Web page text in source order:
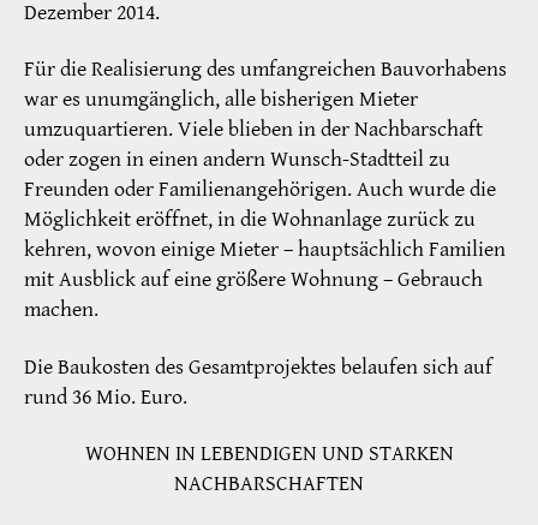
Dezember 2014.
Für die Realisierung des umfangreichen Bauvorhabens
war es unumgänglich, alle bisherigen Mieter
umzuquartieren. Viele blieben in der Nachbarschaft
oder zogen in einen andern Wunsch-Stadtteil zu
Freunden oder Familienangehörigen. Auch wurde die
Möglichkeit eröffnet, in die Wohnanlage zurück zu
kehren, wovon einige Mieter – hauptsächlich Familien
mit Ausblick auf eine größere Wohnung – Gebrauch
machen.
Die Baukosten des Gesamtprojektes belaufen sich auf
rund 36 Mio. Euro.
WOHNEN IN LEBENDIGEN UND STARKEN
NACHBARSCHAFTEN